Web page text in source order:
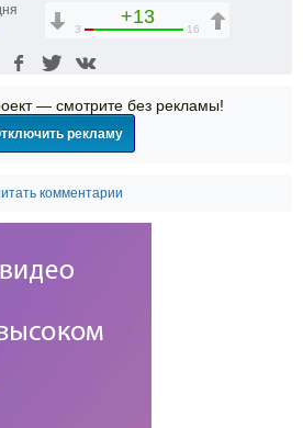
+13
3 16
— смотрите без рекламы!
рекламу
комментарии